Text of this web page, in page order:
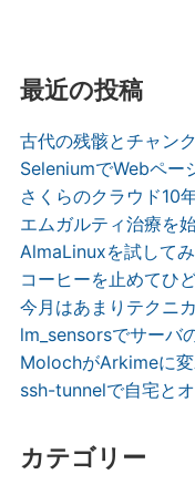
最近の投稿
古代の残骸とチャン
SeleniumでWebペー
さくらのクラウド10
エムガルティ治療を
AlmaLinuxを試して
コーヒーを止めてひ
今月はあまりテクニ
lm_sensorsでサーバ
MolochがArkimeに
ssh-tunnelで自宅と
カテゴリー